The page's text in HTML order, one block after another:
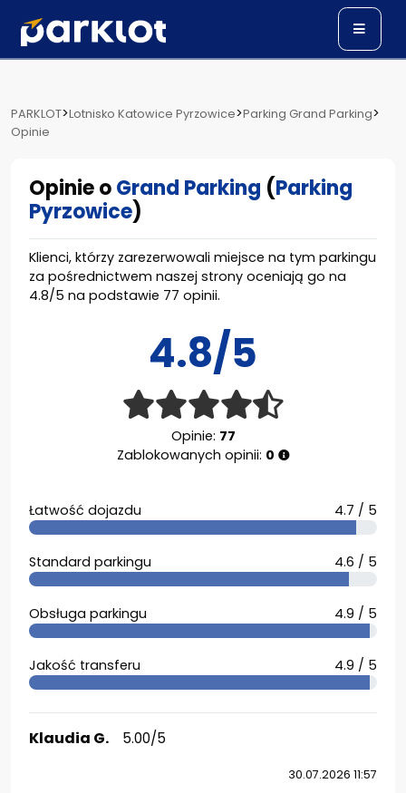
PARKLOT>Lotnisko Katowice Pyrzowice>Parking Grand Parking>
Opinie
Opinie oGrand Parking (Parking
Pyrzowice)
Klienci, którzy zarezerwowali miejsce na tym parkingu
za pośrednictwem naszej strony oceniają go na
4.8/5 na podstawie 77 opinii.
4.8/5
Opinie: 77
Zablokowanych opinii: 0
Łatwość dojazdu 4.7 / 5
Standard parkingu 4.6 / 5
Obsługa parkingu 4.9 / 5
Jakość transferu 4.9 / 5
Klaudia G. 5.00/5
30.07.2026 11:57